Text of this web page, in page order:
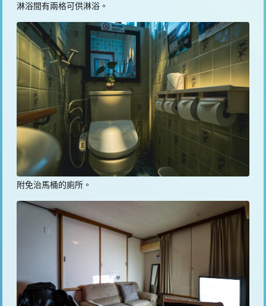
淋浴間有兩格可供淋浴。
附免治馬桶的廁所。